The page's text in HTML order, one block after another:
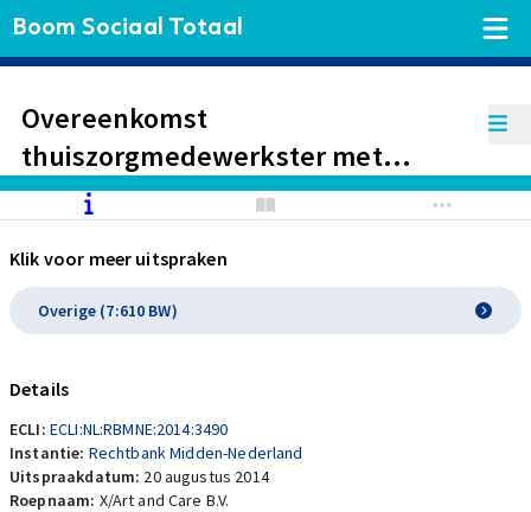
Boom Sociaal Totaal
Overeenkomst
thuiszorgmedewerkster met
payrollonderneming wordt
gekwalificeerd als
arbeidsovereenkomst.
Betalingsachterstand
opdrachtgever, waardoor geen
werk wordt verricht, komt voor
risico werkgever. Toewijzing
loonvordering.
Klik voor meer uitspraken
Overige (7:610 BW)
Details
ECLI: ECLI:NL:RBMNE:2014:3490
Instantie: Rechtbank Midden-Nederland
Uitspraakdatum: 20 augustus 2014
Roepnaam: X/Art and Care B.V.